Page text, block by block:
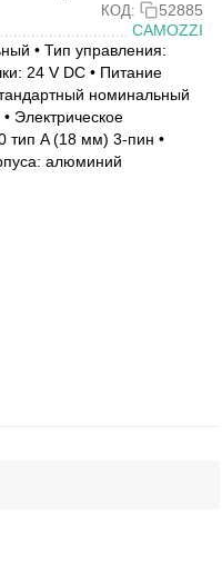
КОД:
52885
CAMOZZI
• Тип управления:
24 V DC • Питание
номинальный
Электрическое
тип A (18 мм) 3-пин •
алюминий